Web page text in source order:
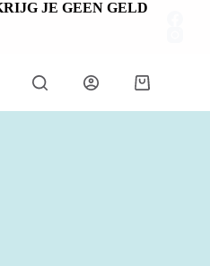
JE GEEN GELD